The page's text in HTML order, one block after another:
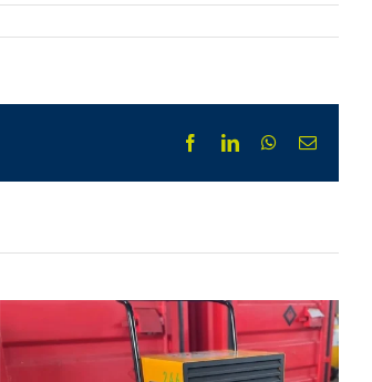
FacebookLinkedInWhatsApp
Email